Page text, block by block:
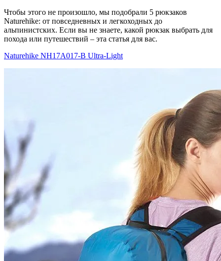
Чтобы этого не произошло, мы подобрали 5 рюкзаков
Naturehike: от повседневных и легкоходных до
альпинистских. Если вы не знаете, какой рюкзак выбрать для
похода или путешествий – эта статья для вас.
Naturehike NH17A017-B Ultra-Light